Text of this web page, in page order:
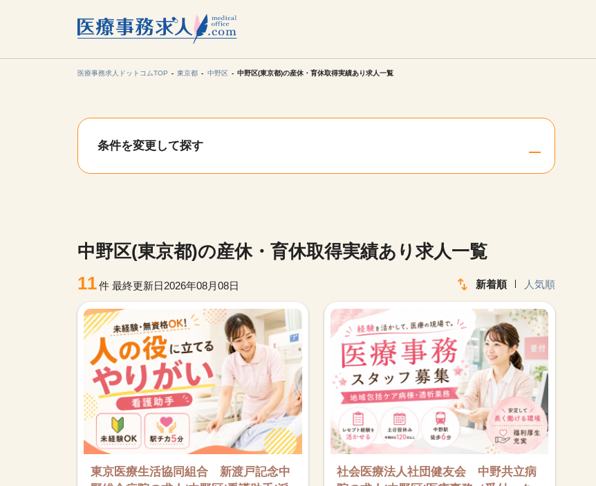
医療事務求人ドットコムTOP 東京都 中野区 中野区(東京都)の産休・育休取得実績あり求人一覧
条件を変更して探す
中野区(東京都)の産休・育休取得実績あり求人一覧
11件 最終更新日2026年08月08日 新着順 人気順
東京医療生活協同組合 新渡戸記念中
社会医療法人社団健友会 中野共立病